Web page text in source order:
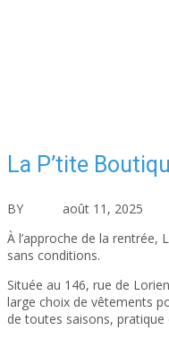
La P’tite
BY août 11, 2025
À l’approche de la rentrée,
sans conditions.
Située au 146, rue de
large choix de vêtements
de toutes saisons,